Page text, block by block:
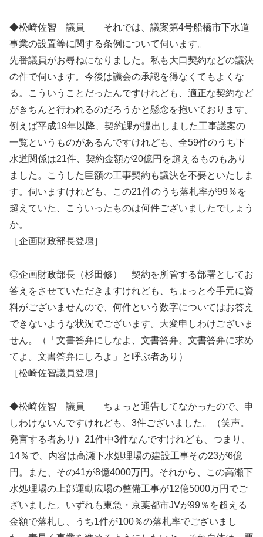
◆松崎佐智 議員 それでは、議案第4号船橋市下水道
事業の設置等に関する条例について伺います。
先番議員がお尋ねになりました。私も大口契約などの議決
の件で伺います。今後は議会の承認を得なくてもよくな
る。こういうことだったんですけれども、適正な契約など
がきちんと行われるのだろうかと懸念を抱いております。
例えば平成19年以降、契約課が提出しました工事議案の
一覧というものがあるんですけれども、全59件のうち下
水道関係は21件、契約金額が20億円を超えるものもあり
ました。こうした巨額の工事契約も議決を不要といたしま
す。伺いますけれども、この21件のうち落札率が99％を
超えていた、こういったものは何件ございましたでしょう
か。
［企画財政部長登壇］
◎企画財政部長（杉田修） 契約を所管する部署としてお
答えをさせていただきますけれども、ちょっと今手元に資
料がございませんので、何件という数字についてはお答え
できないような状況でございます。大変申しわけございま
せん。（「文書答弁にしなよ、文書答弁。文書答弁に求め
てよ。文書答弁にしろよ」と呼ぶ者あり）
［松崎佐智議員登壇］
◆松崎佐智 議員 ちょっと通告してなかったので、申
しわけないんですけれども、3件ございました。（笑声。
発言する者あり）21件中3件なんですけれども、つまり、
14％で、内容は高瀬下水処理場の建設工事その23が6億
円。また、その41が8億4000万円。それから、この高瀬下
水処理場の上部運動広場の整備工事が12億5000万円でご
ざいました。いずれも東急・京葉都市JVが99％を超える
金額で落札し、うち1件が100％の落札率でございまし